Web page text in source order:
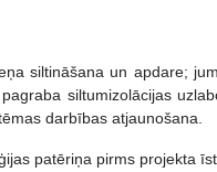
siltināšana un apdare;
siltumizolācijas
darbības atjaunošana.
patēriņa pirms projekta